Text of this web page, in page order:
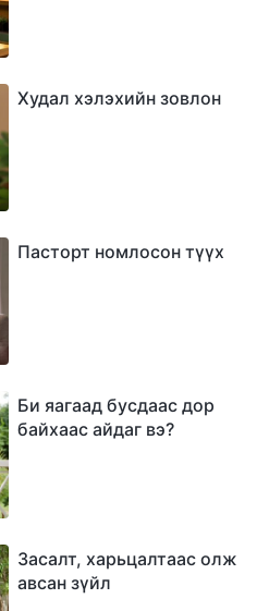
Худал хэлэхийн зовлон
Пасторт номлосон түүх
Би яагаад бусдаас дор
байхаас айдаг вэ?
Засалт, харьцалтаас олж
авсан зүйл